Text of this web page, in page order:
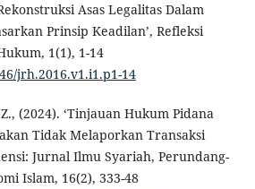
Asas Legalitas Dalam
Prinsip Keadilan’, Refleksi
1(1), 1-14
jrh.2016.v1.i1.p1-14
(2024). ‘Tinjauan Hukum Pidana
Tidak Melaporkan Transaksi
Jurnal Ilmu Syariah, Perundang-
Islam, 16(2), 333-48